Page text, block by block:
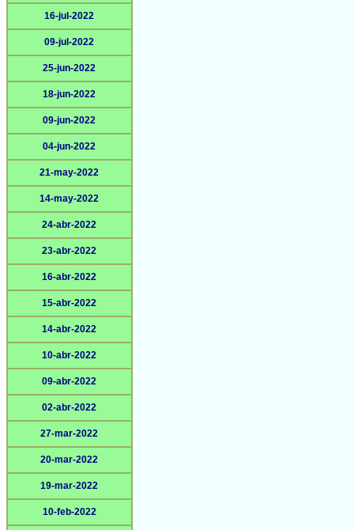
16-jul-2022
09-jul-2022
25-jun-2022
18-jun-2022
09-jun-2022
04-jun-2022
21-may-2022
14-may-2022
24-abr-2022
23-abr-2022
16-abr-2022
15-abr-2022
14-abr-2022
10-abr-2022
09-abr-2022
02-abr-2022
27-mar-2022
20-mar-2022
19-mar-2022
10-feb-2022